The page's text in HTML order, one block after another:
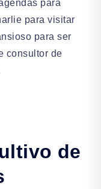
para
para visitar
para ser
consultor de
de